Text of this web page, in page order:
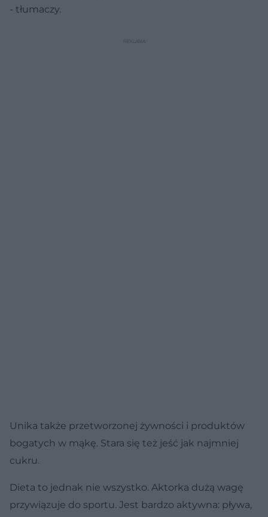
- tłumaczy.
Unika także przetworzonej żywności i produktów
bogatych w mąkę. Stara się też jeść jak najmniej
cukru.
Dieta to jednak nie wszystko. Aktorka dużą wagę
przywiązuje do sportu. Jest bardzo aktywna: pływa,